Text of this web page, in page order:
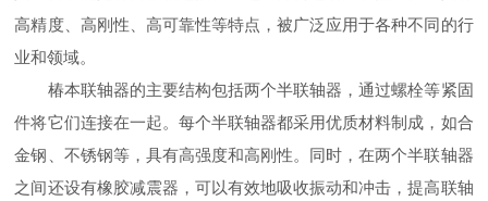
高精度、高刚性、高可靠性等特点，被广泛应用于各种不同的行
业和领域。
椿本联轴器的主要结构包括两个半联轴器，通过螺栓等紧固
件将它们连接在一起。每个半联轴器都采用优质材料制成，如合
金钢、不锈钢等，具有高强度和高刚性。同时，在两个半联轴器
之间还设有橡胶减震器，可以有效地吸收振动和冲击，提高联轴